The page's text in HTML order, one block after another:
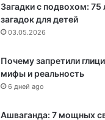
Загадки с подвохом:
загадок для детей
03.05.2026
Почему запретили
мифы и реальность
6 дней ago
Ашваганда: 7 мощных